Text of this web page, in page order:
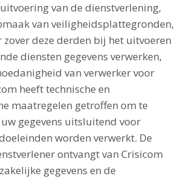
van de dienstverlening,
van veiligheidsplattegronden,
zover deze derden bij het uitvoeren
diensten gegevens verwerken,
van verwerker voor
heeft technische en
maatregelen getroffen om te
gegevens uitsluitend voor
worden verwerkt. De
ontvangt van Crisicom
gegevens en de